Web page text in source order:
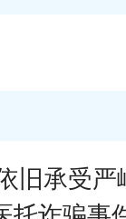
旧承受